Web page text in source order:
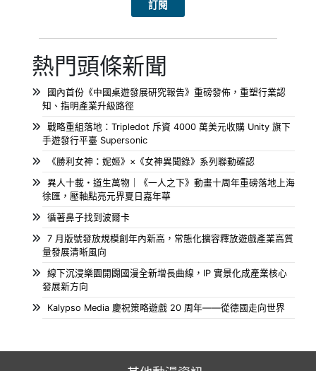
熱門頭條新聞
國內首份《中國桌遊發展研究報告》重磅發佈，重塑行業認
知、指明產業升級路徑
戰略重組落地：Tripledot 斥資 4000 萬美元收購 Unity 旗下
手遊發行平臺 Supersonic
《勝利女神：妮姬》×《女神異聞錄》系列聯動確認
異人十載・道生萬物｜《一人之下》動畫十周年重磅落地上海
徐匯，壓軸點亮元界夏日嘉年華
循著鼻子找到波爾卡
7 月版號發放規模創年內新高，常態化擴容釋放遊戲產業高質
量發展清晰風向
線下沉浸樂園開闢國漫全新增長曲線，IP 實景化成產業核心
發展新方向
Kalypso Media 慶祝策略遊戲 20 周年——從德國走向世界